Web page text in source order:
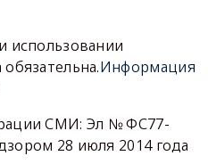
использовании
Информация
СМИ: Эл № ФС77-
28 июля 2014 года